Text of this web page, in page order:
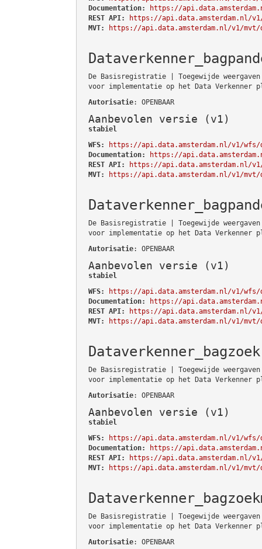
Documentation:
https://
REST API:
https://api.data.amsterdam.nl/
MVT:
https://api.data.amsterdam.nl/v1/mvt/
De Basisregistratie | Toegewijde
voor implementatie op het Data Verkenner
Autorisatie: OPENBAAR
Aanbevolen versie (v1)
stabiel
WFS:
https://api.data.amsterdam.nl/v1/wfs/
Documentation:
https://
REST API:
https://api.data.amsterdam.nl/v1/
MVT:
https://api.data.amsterdam.nl/v1/mvt/
De Basisregistratie | Toegewijde
voor implementatie op het Data Verkenner
Autorisatie: OPENBAAR
Aanbevolen versie (v1)
stabiel
WFS:
https://api.data.amsterdam.nl/v1/wfs/
Documentation:
https://
REST API:
https://api.data.amsterdam.nl/v1/
MVT:
https://api.data.amsterdam.nl/v1/mvt/
Dataverkenner_bagzoek
De Basisregistratie | Toegewijde
voor implementatie op het Data Verkenner
Autorisatie: OPENBAAR
Aanbevolen versie (v1)
stabiel
WFS:
https://api.data.amsterdam.nl/v1/wfs/
Documentation:
https://
REST API:
https://api.data.amsterdam.nl/
MVT:
https://api.data.amsterdam.nl/v1/mvt/
De Basisregistratie | Toegewijde
voor implementatie op het Data Verkenner
Autorisatie: OPENBAAR